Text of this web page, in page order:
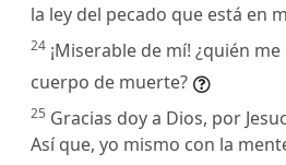
la ley del pecado que está en
24 ¡Miserable de mí! ¿quién
cuerpo de muerte?
25 Gracias doy a Dios, por
Así que, yo mismo con la